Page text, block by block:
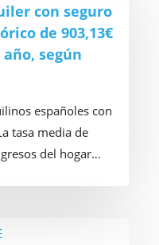
con seguro
de 903,13€
según
españoles con
tasa media de
del hogar…